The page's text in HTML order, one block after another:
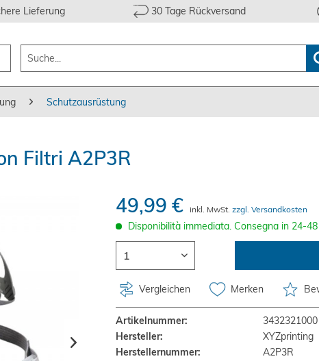
Lieferung 30 Tage Rückversand
Schutzausrüstung
Filtri A2P3R
49,99 €
inkl. MwSt. zzgl. Versandkosten
Disponibilità immediata. Consegna in 24-
Vergleichen Merken
Artikelnummer:
3432321000
Hersteller:
XYZprinting
Herstellernummer:
A2P3R